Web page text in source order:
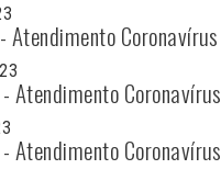
Atendimento Coronavírus
Atendimento Coronavírus
Atendimento Coronavírus